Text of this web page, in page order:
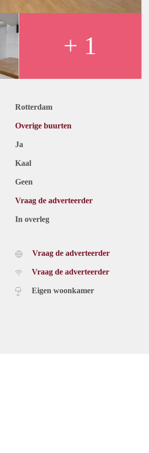
+ 1
Rotterdam
Overige buurten
Ja
Kaal
Geen
Vraag de adverteerder
In overleg
Vraag de adverteerder
Vraag de adverteerder
Eigen woonkamer